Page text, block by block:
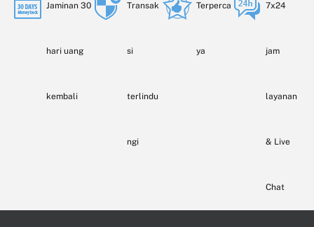
Jaminan 30
hari uang
kembali
Transak
si
terlindu
ngi
Terperca
ya
7x24
jam
layanan
& Live
Chat